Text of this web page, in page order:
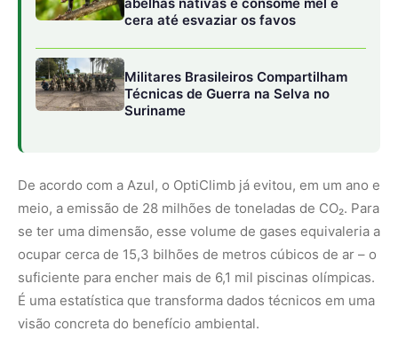
É uma estatística que transforma dados técnicos em uma
Eficiência que soma economia e consciência
A inovação não é apenas uma ferramenta de
operacional. A aviação comercial lida com margens de
lucro estreitas, e a economia de combustível é um fator
crucial para manter competitividade. O vice-presidente
de Operações da Azul, Daniel Tkacz, ressalta que
iniciativas como essa reforçam a ideia de que eficiência e
consciência ambiental caminham juntas: “É uma
tecnologia que nos ajuda a voar de forma mais